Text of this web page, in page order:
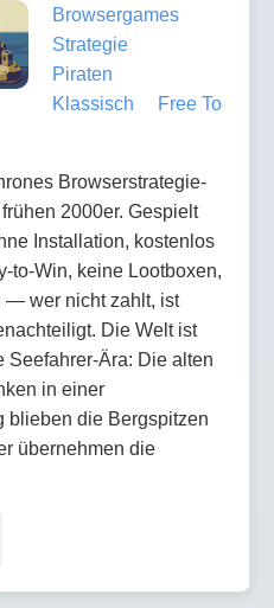
Browsergames
Strategie
Piraten
Klassisch
Free To
Browserstrategie-
2000er. Gespielt
Installation, kostenlos
to-Win, keine Lootboxen,
— wer nicht zahlt, ist
Die Welt ist
Seefahrer-Ära: Die alten
in einer
blieben die Bergspitzen
übernehmen die